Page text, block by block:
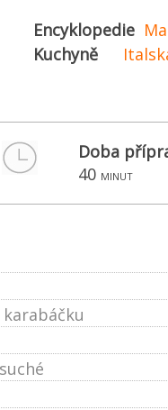
Encyklopedie
Kuchyně
Doba
40 minut